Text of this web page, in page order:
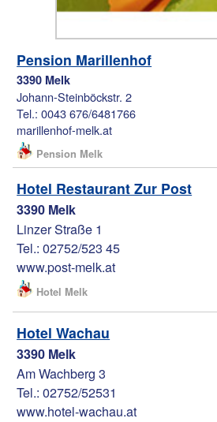
Pension Marillenhof
3390 Melk
Johann-Steinböckstr. 2
Tel.: 0043 676/6481766
marillenhof-melk.at
Pension Melk
Hotel Restaurant Zur Post
3390 Melk
Linzer Straße 1
Tel.: 02752/523 45
www.post-melk.at
Hotel Melk
Hotel Wachau
3390 Melk
Am Wachberg 3
Tel.: 02752/52531
www.hotel-wachau.at